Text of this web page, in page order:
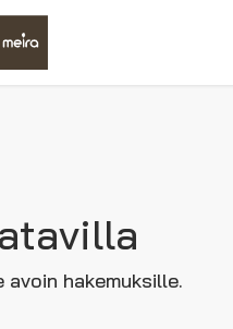
avoin hakemuksille.